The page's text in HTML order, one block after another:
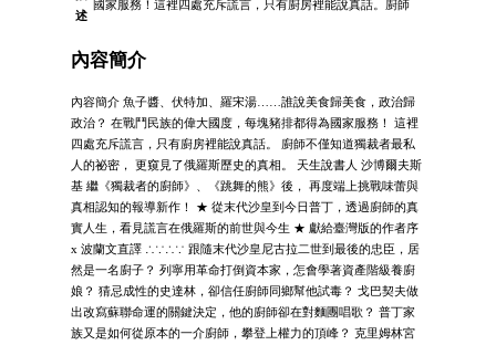
述
國家服務！這裡四處充斥謊言，只有廚房裡能說真話。廚師
內容簡介
內容簡介 魚子醬、伏特加、羅宋湯……誰說美食歸美食，政治歸
政治？ 在戰鬥民族的偉大國度，每塊豬排都得為國家服務！ 這裡
四處充斥謊言，只有廚房裡能說真話。 廚師不僅知道獨裁者最私
人的祕密， 更窺見了俄羅斯歷史的真相。 天生說書人 沙博爾夫斯
基 繼《獨裁者的廚師》、《跳舞的熊》後， 再度端上挑戰味蕾與
真相認知的報導新作！ ★ 從末代沙皇到今日普丁，透過廚師的真
實人生，看見謊言在俄羅斯的前世與今生 ★ 獻給臺灣版的作者序
x 波蘭文直譯 ∴∵∴∵ 跟隨末代沙皇尼古拉二世到最後的忠臣，居
然是一名廚子？ 列寧用革命打倒資本家，怎會學著資產階級養廚
娘？ 猜忌成性的史達林，卻信任廚師同鄉幫他試毒？ 戈巴契夫做
出改寫蘇聯命運的關鍵決定，他的廚師卻在對麵團唱歌？ 普丁家
族又是如何從原本的一介廚師，攀登上權力的頂峰？ 克里姆林宮